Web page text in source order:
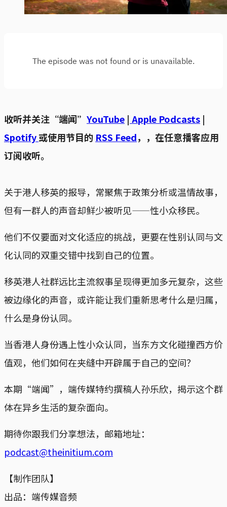
收听并关注“端闻” YouTube | Apple Podcasts |
Spotify或使用节目的 RSS Feed，，在任意播客应用
订阅收听。
关于港人移英的报导，常聚焦于政策分析或温情故事，
但有一群人的声音却鲜少被听见——性小众移民。
他们不仅要面对文化适应的挑战，更要在性别认同与文
化认同的双重交错中找到自己的位置。
移英港人社群远比主流叙事呈现得更加多元复杂，这些
被边缘化的声音，或许能让我们重新思考什么是归属，
什么是身份认同。
当香港人身份遇上性小众认同，当东方文化碰撞西方价
值观，他们如何在夹缝中开辟属于自己的空间？
本期“端闻”，端传媒特约撰稿人孙乐欣，揭示这个群
体在异乡生活的复杂面向。
期待你跟我们分享想法，邮箱地址：
podcast@theinitium.com
【制作团队】
出品：端传媒音频